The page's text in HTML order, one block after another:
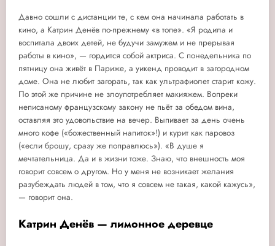
Давно сошли с дистанции те, с кем она начинала работать в
кино, а Катрин Денёв по-прежнему «в топе». «Я родила и
воспитала двоих детей, не будучи замужем и не прерывая
работы в кино», — гордится собой актриса. С понедельника по
пятницу она живёт в Париже, а уикенд проводит в загородном
доме. Она не любит загорать, так как ультрафиолет старит кожу.
По этой же причине не злоупотребляет макияжем. Вопреки
неписаному французскому закону не пьёт за обедом вина,
оставляя это удовольствие на вечер. Выпивает за день очень
много кофе («божественный напиток»!) и курит как паровоз
(«если брошу, сразу же поправлюсь»). «В душе я
мечтательница. Да и в жизни тоже. Знаю, что внешность моя
говорит совсем о другом. Но у меня не возникает желания
разубеждать людей в том, что я совсем не такая, какой кажусь»,
— говорит она.
Катрин Денёв — лимонное деревце